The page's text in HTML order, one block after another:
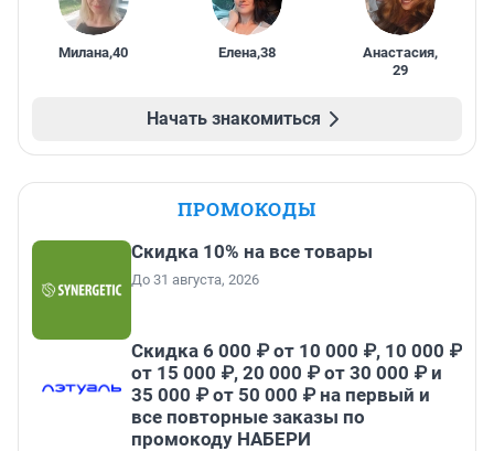
Милана,40 Елена,38 Анастасия,
29
Начать знакомиться
ПРОМОКОДЫ
Скидка 10% на все товары
До 31 августа, 2026
Скидка 6 000 ₽ от 10 000 ₽, 10 000 ₽
от 15 000 ₽, 20 000 ₽ от 30 000 ₽ и
35 000 ₽ от 50 000 ₽ на первый и
все повторные заказы по
промокоду НАБЕРИ